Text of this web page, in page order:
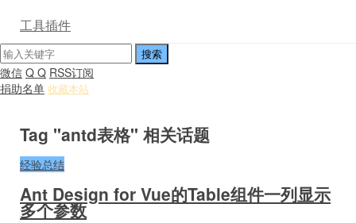
工具插件
微信 Q Q RSS订阅
捐助名单 收藏本站
Tag "antd表格" 相关话题
经验总结
Ant Design for Vue的Table组件一列显示
多个参数